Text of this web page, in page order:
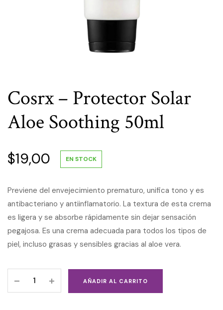
Cosrx – Protector Solar
Aloe Soothing 50ml
$19,00 EN STOCK
Previene del envejecimiento prematuro, unifica tono y es
antibacteriano y antiinflamatorio. La textura de esta crema
es ligera y se absorbe rápidamente sin dejar sensación
pegajosa. Es una crema adecuada para todos los tipos de
piel, incluso grasas y sensibles gracias al aloe vera.
AÑADIR AL CARRITO